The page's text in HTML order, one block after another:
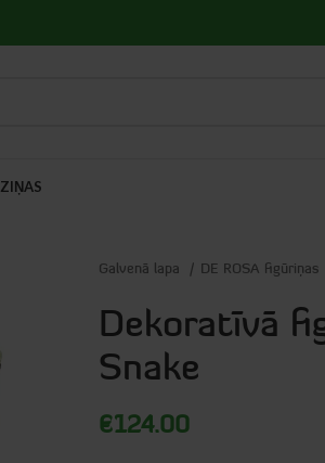
ZIŅAS
Galvenā lapa DE ROSA figūriņas
Dekoratīvā
Snake
€124.00